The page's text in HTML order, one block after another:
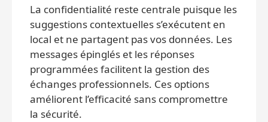
La confidentialité reste centrale puisque les
suggestions contextuelles s’exécutent en
local et ne partagent pas vos données. Les
messages épinglés et les réponses
programmées facilitent la gestion des
échanges professionnels. Ces options
améliorent l’efficacité sans compromettre
la sécurité.